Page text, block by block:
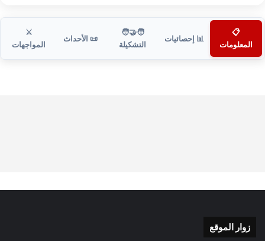
📋
المعلومات
📊 إحصائيات
🧑‍🤝‍🧑
التشكيلة
📜 الأحداث
⚔️
المواجهات
زوار الموقع